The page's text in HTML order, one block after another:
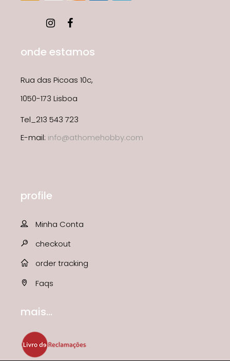
onde estamos
Rua das Picoas 10c,
1050-173 Lisboa
Tel_213 543 723
E-mail: info@athomehobby.com
profile
Minha Conta
checkout
order tracking
Faqs
mais...